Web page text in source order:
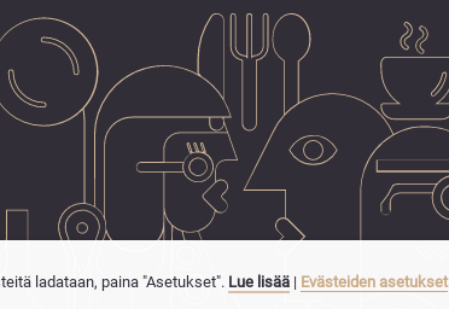
ladataan, paina "Asetukset". Lue lisää | Evästeiden asetukset